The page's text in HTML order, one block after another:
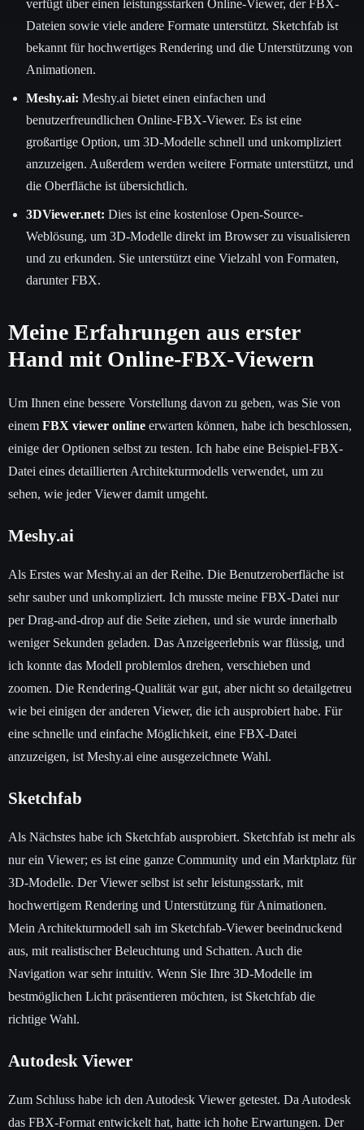
verfügt über einen leistungsstarken Online-Viewer, der FBX-
Dateien sowie viele andere Formate unterstützt. Sketchfab ist
bekannt für hochwertiges Rendering und die Unterstützung von
Animationen.
Meshy.ai: Meshy.ai bietet einen einfachen und
benutzerfreundlichen Online-FBX-Viewer. Es ist eine
großartige Option, um 3D-Modelle schnell und unkompliziert
anzuzeigen. Außerdem werden weitere Formate unterstützt, und
die Oberfläche ist übersichtlich.
3DViewer.net: Dies ist eine kostenlose Open-Source-
Weblösung, um 3D-Modelle direkt im Browser zu visualisieren
und zu erkunden. Sie unterstützt eine Vielzahl von Formaten,
darunter FBX.
Meine Erfahrungen aus erster
Hand mit Online-FBX-Viewern
Um Ihnen eine bessere Vorstellung davon zu geben, was Sie von
einem FBX viewer online erwarten können, habe ich beschlossen,
einige der Optionen selbst zu testen. Ich habe eine Beispiel-FBX-
Datei eines detaillierten Architekturmodells verwendet, um zu
sehen, wie jeder Viewer damit umgeht.
Meshy.ai
Als Erstes war Meshy.ai an der Reihe. Die Benutzeroberfläche ist
sehr sauber und unkompliziert. Ich musste meine FBX-Datei nur
per Drag-and-drop auf die Seite ziehen, und sie wurde innerhalb
weniger Sekunden geladen. Das Anzeigeerlebnis war flüssig, und
ich konnte das Modell problemlos drehen, verschieben und
zoomen. Die Rendering-Qualität war gut, aber nicht so detailgetreu
wie bei einigen der anderen Viewer, die ich ausprobiert habe. Für
eine schnelle und einfache Möglichkeit, eine FBX-Datei
anzuzeigen, ist Meshy.ai eine ausgezeichnete Wahl.
Sketchfab
Als Nächstes habe ich Sketchfab ausprobiert. Sketchfab ist mehr als
nur ein Viewer; es ist eine ganze Community und ein Marktplatz für
3D-Modelle. Der Viewer selbst ist sehr leistungsstark, mit
hochwertigem Rendering und Unterstützung für Animationen.
Mein Architekturmodell sah im Sketchfab-Viewer beeindruckend
aus, mit realistischer Beleuchtung und Schatten. Auch die
Navigation war sehr intuitiv. Wenn Sie Ihre 3D-Modelle im
bestmöglichen Licht präsentieren möchten, ist Sketchfab die
richtige Wahl.
Autodesk Viewer
Zum Schluss habe ich den Autodesk Viewer getestet. Da Autodesk
das FBX-Format entwickelt hat, hatte ich hohe Erwartungen. Der